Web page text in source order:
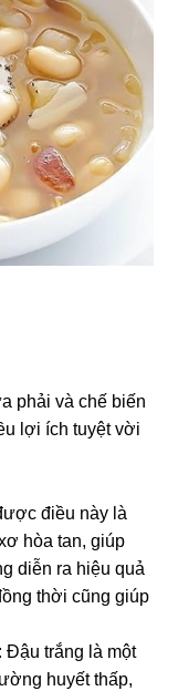
phải và chế biến
lợi ích tuyệt vời
điều này là
hòa tan, giúp
diễn ra hiệu quả
thời cũng giúp
: Đậu trắng là một
huyết thấp,